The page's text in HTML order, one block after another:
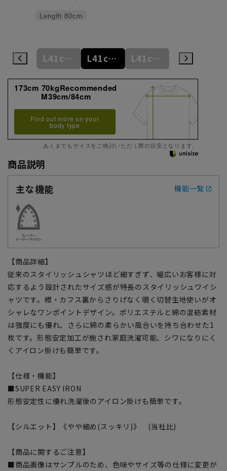
Length 80cm
L41cm/78cm L41cm/80cm L41cm/82cm L41cm/84cm
173cm 70kgRecommended
M39cm/84cm
Find out more on your
body type
あくまでもサイズをご検討いただく際の目安となります。
商品説明
主な機能
機能一覧
【商品詳細】
従来のスタイリッシュシャツほど細すぎず、幅広いお客様に対
応するよう設計されたサイズ感が特長のスタイリッシュワイシ
ャツです。襟・カフス裏からさりげなく覗く切替生地使いがオ
シャレなワンポイントデザイン。ポリエステルと綿の混紡素材
は強度にも優れ、さらに綿の柔らかい風合いを持ち合わせた1
枚です。形態安定加工が施され家庭洗濯可能、シワになりにく
くアイロン掛けも簡単です。
【仕様・機能】
■SUPER EASY IRON
形態安定性に優れ洗濯後のアイロン掛けも簡単です。
【シルエット】《やや細め(スッキリ)》 (当社比)
【商品に関するご注意】
■商品画像はサンプルのため、色味やサイズ等の仕様に変更が